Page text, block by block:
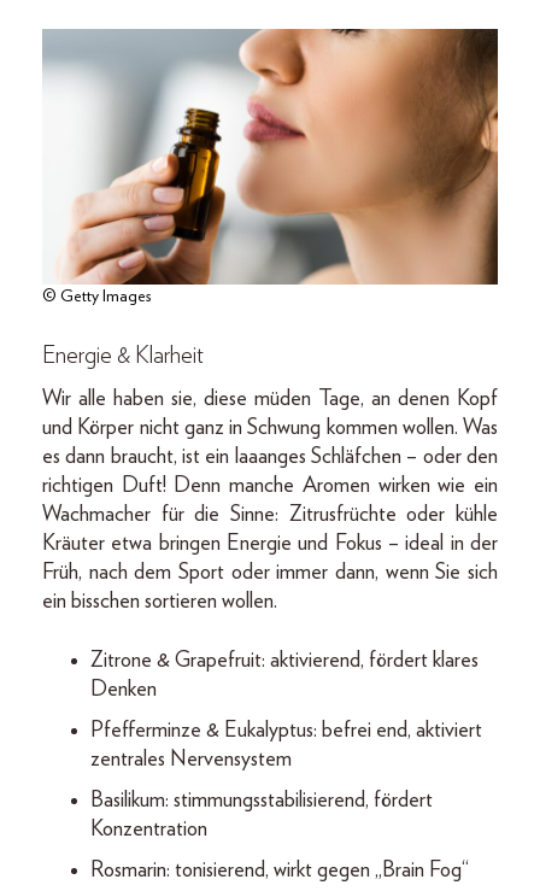
© Getty Images
Energie & Klarheit
Wir alle haben sie, diese müden Tage, an denen Kopf
und Körper nicht ganz in Schwung kommen wollen. Was
es dann braucht, ist ein laaanges Schläfchen – oder den
richtigen Duft! Denn manche Aromen wirken wie ein
Wachmacher für die Sinne: Zitrusfrüchte oder kühle
Kräuter etwa bringen Energie und Fokus – ideal in der
Früh, nach dem Sport oder immer dann, wenn Sie sich
ein bisschen sortieren wollen.
Zitrone & Grapefruit: aktivierend, fördert klares
Denken
Pfefferminze & Eukalyptus: befrei end, aktiviert
zentrales Nervensystem
Basilikum: stimmungsstabilisierend, fördert
Konzentration
Rosmarin: tonisierend, wirkt gegen „Brain Fog“